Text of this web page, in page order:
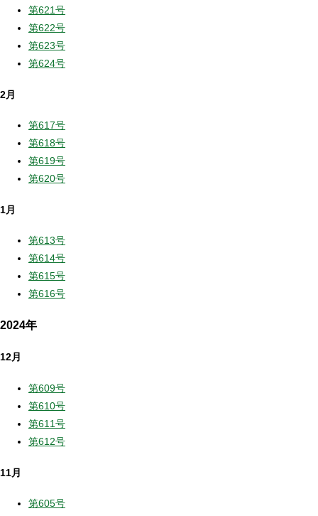
第621号
第622号
第623号
第624号
2月
第617号
第618号
第619号
第620号
1月
第613号
第614号
第615号
第616号
2024年
12月
第609号
第610号
第611号
第612号
11月
第605号